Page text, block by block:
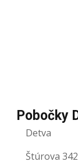
Pobočky
Detva
Štúrova